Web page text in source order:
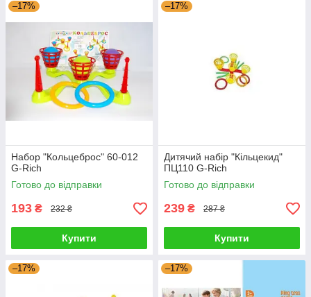
–17%
Набор "Кольцеброс" 60-012
G-Rich
Готово до відправки
193 ₴ 232 ₴
Купити
–17%
Дитячий набір "Кільцекид"
ПЦ110 G-Rich
Готово до відправки
239 ₴ 287 ₴
Купити
–17% –17%